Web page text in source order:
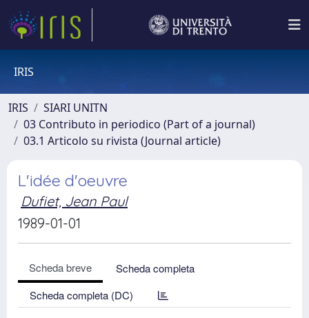
IRIS
IRIS
SIARI UNITN
03 Contributo in periodico (Part of a journal)
03.1 Articolo su rivista (Journal article)
L'idée d'oeuvre
Dufiet, Jean Paul
1989-01-01
Scheda breve
Scheda completa
Scheda completa (DC)